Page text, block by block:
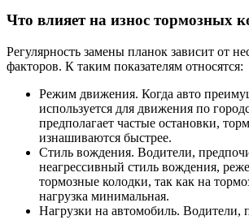
Что влияет на износ тормозных
Регулярность замены планок зависит от
факторов. К таким показателям относятся:
Режим движения. Когда авто
используется для движения по
предполагает частые остановки,
изнашиваются быстрее.
Стиль вождения. Водители,
неагрессивный стиль вождения,
тормозные колодки, так как на
нагрузка минимальная.
Нагрузки на автомобиль. Водители,